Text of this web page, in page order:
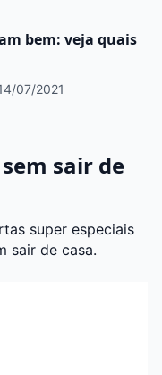
bem: veja quais
07/2021
sair de
super especiais
sair de casa.